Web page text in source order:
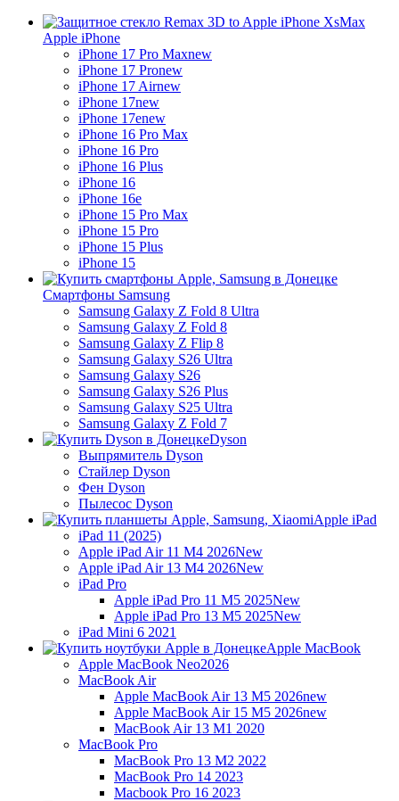
Apple iPhone
iPhone 17 Pro Maxnew
iPhone 17 Pronew
iPhone 17 Airnew
iPhone 17new
iPhone 17enew
iPhone 16 Pro Max
iPhone 16 Pro
iPhone 16 Plus
iPhone 16
iPhone 16e
iPhone 15 Pro Max
iPhone 15 Pro
iPhone 15 Plus
iPhone 15
Смартфоны Samsung
Samsung Galaxy Z Fold 8 Ultra
Samsung Galaxy Z Fold 8
Samsung Galaxy Z Flip 8
Samsung Galaxy S26 Ultra
Samsung Galaxy S26
Samsung Galaxy S26 Plus
Samsung Galaxy S25 Ultra
Samsung Galaxy Z Fold 7
Dyson
Выпрямитель Dyson
Стайлер Dyson
Фен Dyson
Пылесос Dyson
Apple iPad
iPad 11 (2025)
Apple iPad Air 11 M4 2026New
Apple iPad Air 13 M4 2026New
iPad Pro
Apple iPad Pro 11 M5 2025New
Apple iPad Pro 13 M5 2025New
iPad Mini 6 2021
Apple MacBook
Apple MacBook Neo2026
MacBook Air
Apple MacBook Air 13 M5 2026new
Apple MacBook Air 15 M5 2026new
MacBook Air 13 M1 2020
MacBook Pro
MacBook Pro 13 M2 2022
MacBook Pro 14 2023
Macbook Pro 16 2023